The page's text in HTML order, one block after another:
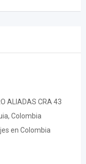
ALIADAS CRA 43
Colombia
en Colombia